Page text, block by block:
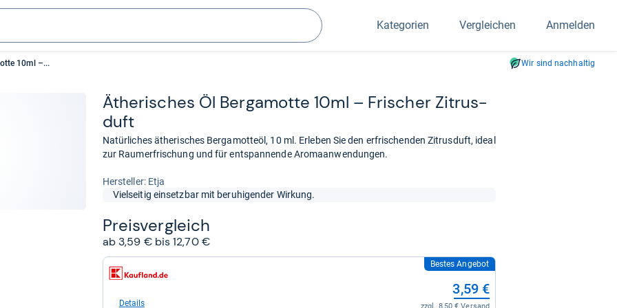
Suchen
Kategorien Vergleichen Anmelden
10ml –... Wir sind nachhaltig
Äthe­ri­sches Öl Ber­ga­motte 10ml – Fri­scher Zitrus­
duft
Natürliches ätherisches Bergamotteöl, 10 ml. Erleben Sie den erfrischenden Zitrusduft, ideal
zur Raumerfrischung und für entspannende Aromaanwendungen.
Her­stel­ler: Etja
Vielseitig einsetzbar mit beruhigender Wirkung.
Preis­ver­gleich
ab 3,59 € bis 12,70 €
zum
Shop:
Kaufland
Bestes Angebot
3,59 €
Details